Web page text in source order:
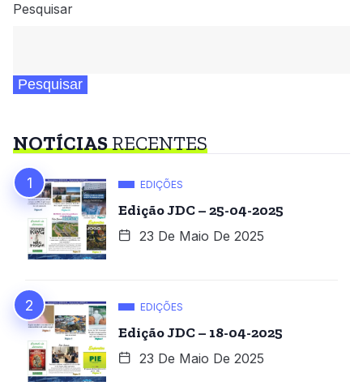
Pesquisar
Pesquisar
NOTÍCIASRECENTES
EDIÇÕES
Edição JDC – 25-04-2025
23 De Maio De 2025
EDIÇÕES
Edição JDC – 18-04-2025
23 De Maio De 2025